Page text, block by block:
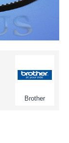
Brother